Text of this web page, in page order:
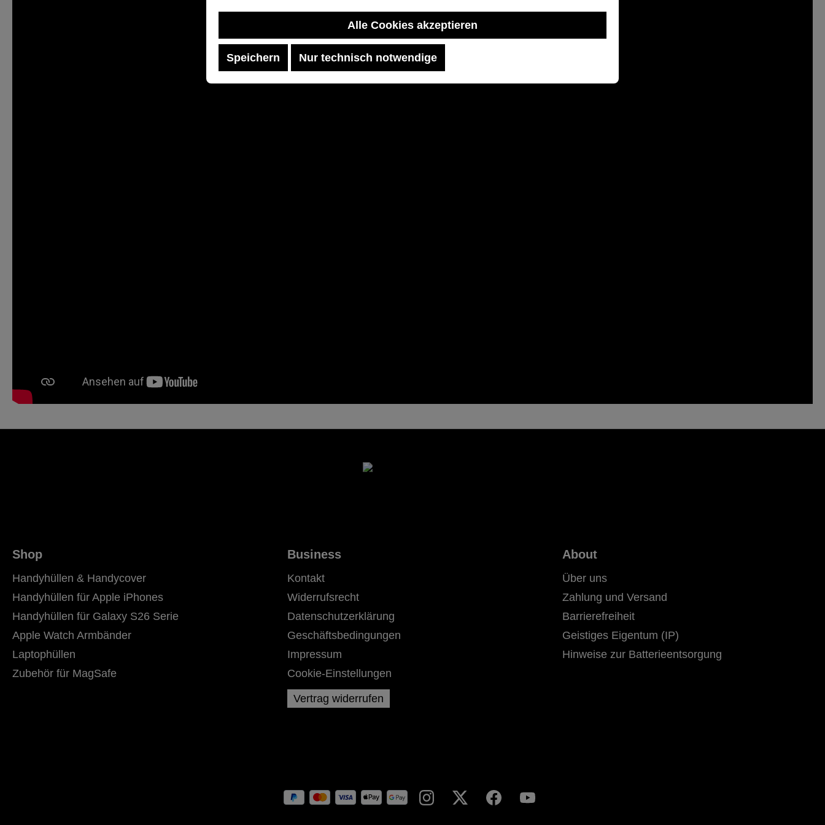
Shop
Handyhüllen & Handycover
Handyhüllen für Apple iPhones
Handyhüllen für Galaxy S26 Serie
Apple Watch Armbänder
Laptophüllen
Zubehör für MagSafe
Business
Kontakt
Widerrufsrecht
Datenschutzerklärung
Geschäftsbedingungen
Impressum
Cookie-Einstellungen
Vertrag widerrufen
About
Über uns
Zahlung und Versand
Barrierefreiheit
Geistiges Eigentum (IP)
Hinweise zur Batterieentsorgung
Alle Cookies akzeptieren
Speichern Nur technisch notwendige